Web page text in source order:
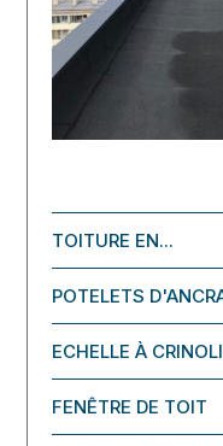
TOITURE EN...
POTELETS
ECHELLE À
FENÊTRE DE TOIT